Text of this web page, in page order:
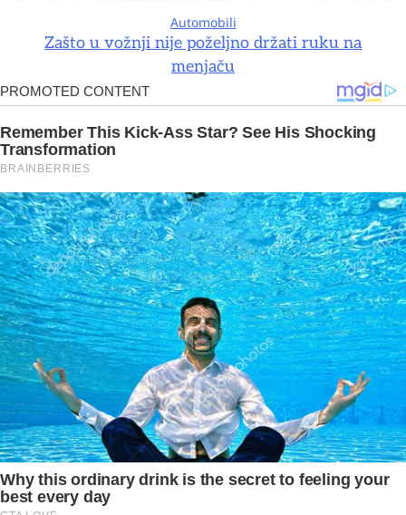
Automobili
Zašto u vožnji nije poželjno držati ruku na
menjaču